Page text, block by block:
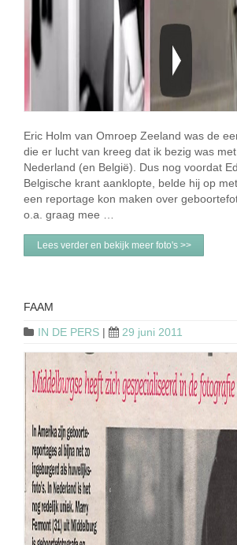
Eric Holm van Omroep Zeeland was de
die er lucht van kreeg dat ik bezig was
Nederland (en België). Dus nog voordat
Belgische krant aanklopte, belde hij op
een reportage kon maken over
o.a. graag mee …
Lees verder en bekijk meer foto's >>
FAAM
IN DE PERS | 29 juni 2011